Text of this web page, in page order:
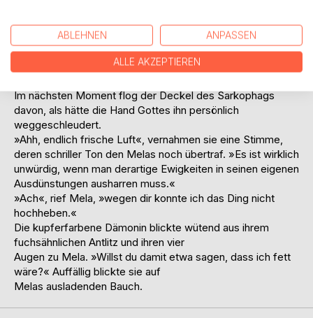
Band 3 von 4 - düster, dreckig und dämonisch witzig wie
nie zuvor.
Jetzt schob sich eine Hand durch die Öffnung - eine mit
Im nächsten Moment flog der Deckel des Sarkophags
davon, als hätte die Hand Gottes ihn persönlich
weggeschleudert.
»Ahh, endlich frische Luft«, vernahmen sie eine Stimme,
deren schriller Ton den Melas noch übertraf. »Es ist wirklich
unwürdig, wenn man derartige Ewigkeiten in seinen eigenen
Ausdünstungen ausharren muss.«
»Ach«, rief Mela, »wegen dir konnte ich das Ding nicht
hochheben.«
Die kupferfarbene Dämonin blickte wütend aus ihrem
fuchsähnlichen Antlitz und ihren vier
Augen zu Mela. »Willst du damit etwa sagen, dass ich fett
wäre?« Auffällig blickte sie auf
Melas ausladenden Bauch.
ABLEHNEN ANPASSEN
ALLE AKZEPTIEREN